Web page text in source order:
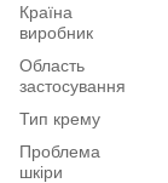
Країна
виробник
Область
застосування
Тип крему
Проблема
шкіри